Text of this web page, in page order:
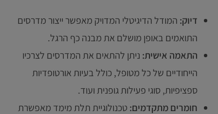
דיוק: המודל הדיגיטלי המדויק מאפשר ייצור מדרסים
התואמים באופן מושלם את מבנה כף הרגל.
התאמה אישית: ניתן להתאים את המדרסים לצרכיו
הייחודיים של כל מטופל, כולל בעיות אורטופדיות
ספציפיות, סוגי פעילות גופנית ועוד.
חומרים מתקדמים: טכנולוגיית תלת מימד מאפשרת